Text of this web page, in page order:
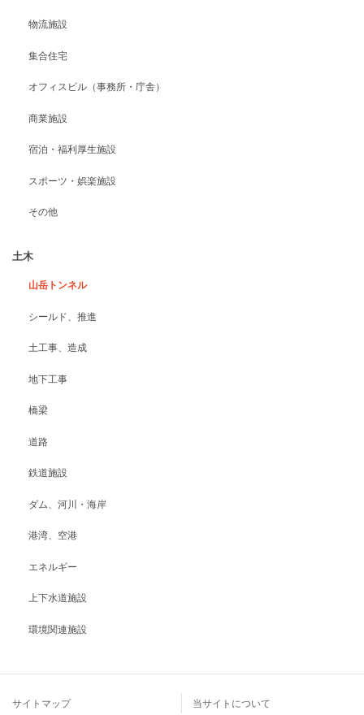
物流施設
集合住宅
オフィスビル（事務所・庁舎）
商業施設
宿泊・福利厚生施設
スポーツ・娯楽施設
その他
土木
山岳トンネル
シールド、推進
土工事、造成
地下工事
橋梁
道路
鉄道施設
ダム、河川・海岸
港湾、空港
エネルギー
上下水道施設
環境関連施設
サイトマップ 当サイトについて